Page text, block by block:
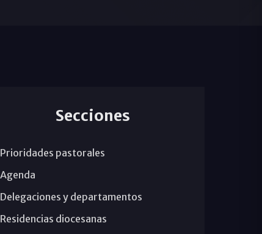
Secciones
Prioridades pastorales
Agenda
Delegaciones y departamentos
Residencias diocesanas